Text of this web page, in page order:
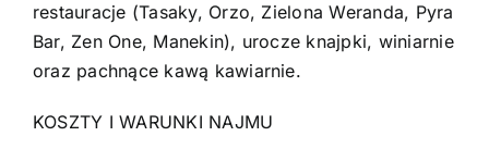
restauracje (Tasaky, Orzo, Zielona Weranda, Pyra
Bar, Zen One, Manekin), urocze knajpki, winiarnie
oraz pachnące kawą kawiarnie.
KOSZTY I WARUNKI NAJMU